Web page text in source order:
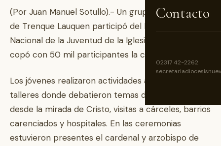
Contacto
02317 42-2262
(Por Juan Manuel Sotullo).- Un grupo de 18 jóvenes
de Trenque Lauquen participó del Encuentro
Nacional de la Juventud de la Iglesia Católica que
copó con 50 mil participantes la ciudad de Rosario.
Los jóvenes realizaron actividades al aire libre,
talleres donde debatieron temas de actualidad
desde la mirada de Cristo, visitas a cárceles, barrios
carenciados y hospitales. En las ceremonias
estuvieron presentes el cardenal y arzobispo de